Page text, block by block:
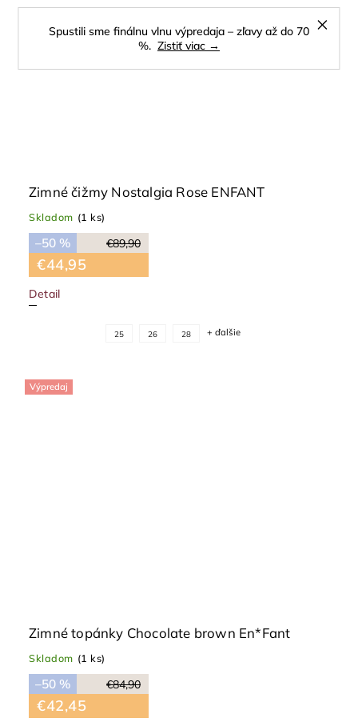
Spustili sme finálnu vlnu výpredaja – zľavy až do 70
%. Zistiť viac →
Zimné čižmy Nostalgia Rose ENFANT
Skladom (1 ks)
€89,90
–50 %
€44,95
Detail
25 26 28 + ďalšie
Výpredaj
Zimné topánky Chocolate brown En*Fant
Skladom (1 ks)
€84,90
–50 %
€42,45